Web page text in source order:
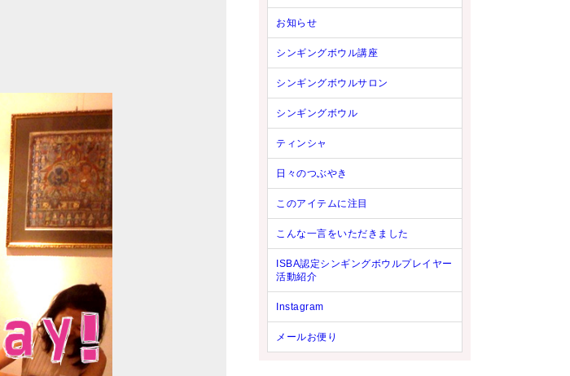
お知らせ
シンギングボウル講座
シンギングボウルサロン
シンギングボウル
ティンシャ
日々のつぶやき
このアイテムに注目
こんな一言をいただきました
ISBA認定シンギングボウルプレイヤー
活動紹介
Instagram
メールお便り